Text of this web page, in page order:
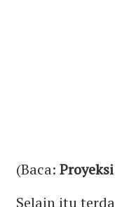
(Baca:
Selain itu